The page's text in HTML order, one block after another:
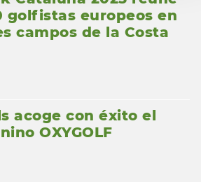
golfistas europeos en
campos de la Costa
acoge con éxito el
OXYGOLF